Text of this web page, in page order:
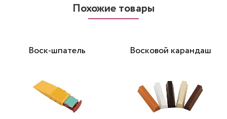
Похожие товары
Воск-шпатель Восковой карандаш